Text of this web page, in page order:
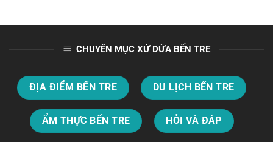
CHUYÊN MỤC XỨ DỪA BẾN TRE
ĐỊA ĐIỂM BẾN TRE DU LỊCH BẾN TRE
ẨM THỰC BẾN TRE HỎI VÀ ĐÁP